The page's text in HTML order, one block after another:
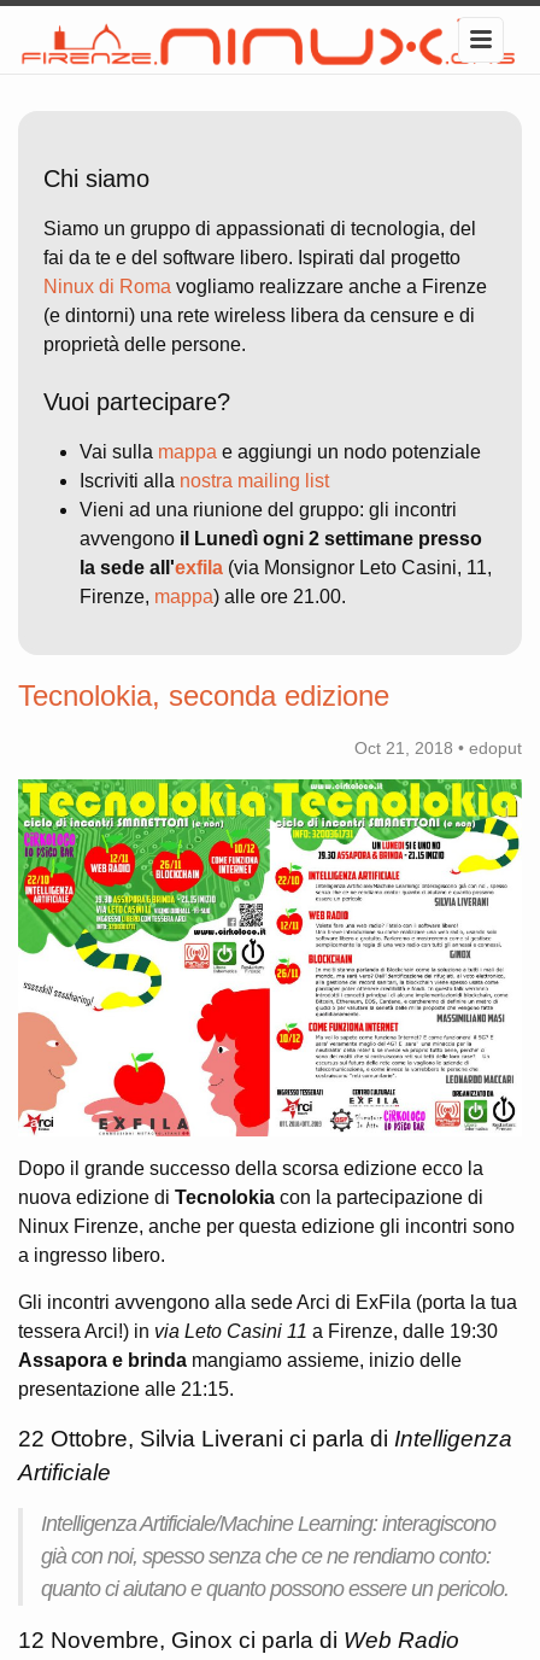
Chi siamo
Siamo un gruppo di appassionati di tecnologia, del
fai da te e del software libero. Ispirati dal progetto
Ninux di Roma vogliamo realizzare anche a Firenze
(e dintorni) una rete wireless libera da censure e di
proprietà delle persone.
Vuoi partecipare?
Vai sulla mappa e aggiungi un nodo potenziale
Iscriviti alla nostra mailing list
Vieni ad una riunione del gruppo: gli incontri
avvengono il Lunedì ogni 2 settimane presso
la sede all'exfila (via Monsignor Leto Casini, 11,
Firenze, mappa) alle ore 21.00.
Tecnolokia, seconda edizione
Oct 21, 2018 • edoput
Dopo il grande successo della scorsa edizione ecco la
nuova edizione di Tecnolokia con la partecipazione di
Ninux Firenze, anche per questa edizione gli incontri sono
a ingresso libero.
Gli incontri avvengono alla sede Arci di ExFila (porta la tua
tessera Arci!) in via Leto Casini 11 a Firenze, dalle 19:30
Assapora e brinda mangiamo assieme, inizio delle
presentazione alle 21:15.
22 Ottobre, Silvia Liverani ci parla di Intelligenza
Artificiale
Intelligenza Artificiale/Machine Learning: interagiscono
già con noi, spesso senza che ce ne rendiamo conto:
quanto ci aiutano e quanto possono essere un pericolo.
12 Novembre, Ginox ci parla di Web Radio